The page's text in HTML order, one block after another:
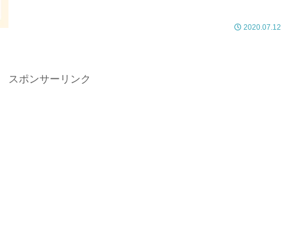
2020.07.12
スポンサーリンク